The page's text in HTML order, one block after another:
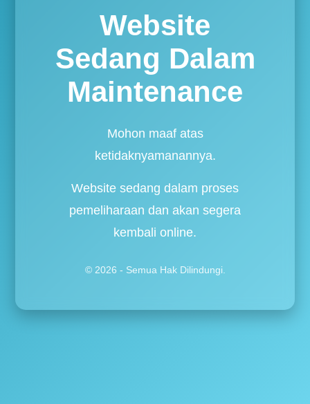
Website
Sedang Dalam
Maintenance
Mohon maaf atas
ketidaknyamanannya.
Website sedang dalam proses
pemeliharaan dan akan segera
kembali online.
© 2026 - Semua Hak Dilindungi.